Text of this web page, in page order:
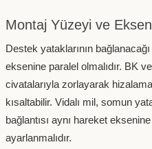
Montaj Yüzeyi ve Eksen
Destek yataklarının
eksenine paralel olmalıdır. BK
civatalarıyla zorlayarak
kısaltabilir. Vidalı mil, somun
bağlantısı aynı hareket
ayarlanmalıdır.